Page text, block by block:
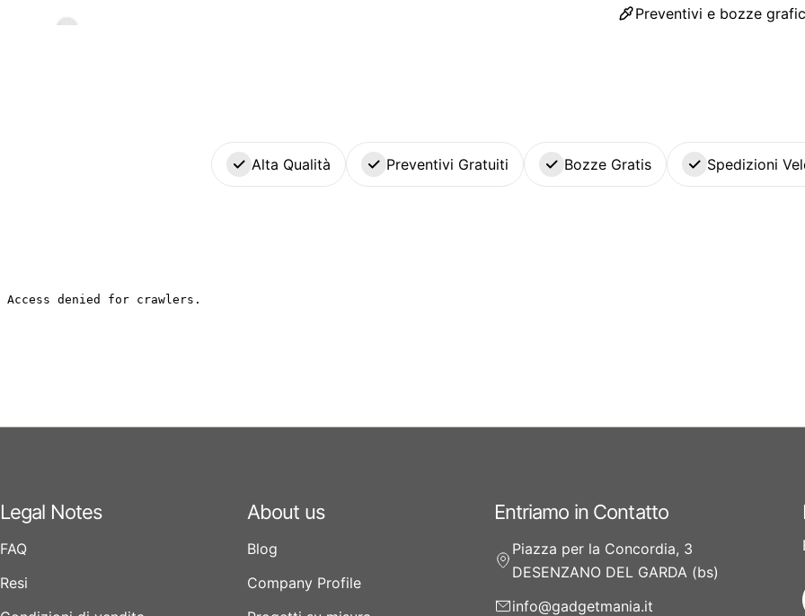
Preventivi e bozze
Alta Qualità Preventivi Gratuiti Bozze Gratis Spedizioni
Legal Notes
FAQ
Resi
About us
Blog
Company Profile
Entriamo in Contatto
Piazza per la Concordia, 3
DESENZANO DEL GARDA (bs)
info@gadgetmania.it